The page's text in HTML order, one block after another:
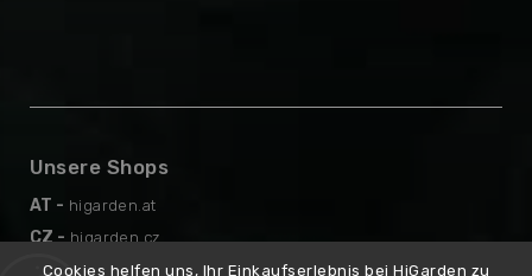
Cookies helfen uns, Ihr Einkaufserlebnis bei HiGarden zu
Unsere Shops
AT - higarden.at
CZ - higarden.cz
EN - higarden.eu